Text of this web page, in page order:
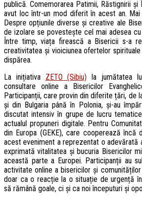
publică. Comemorarea Patimii, Răstignirii
avut loc într-un mod diferit în acest an.
Despre opțiunile diverse și creative ale
de izolare se povestește cel mai adesea
Între timp, viața firească a Bisericii s-a
creativitatea și vioiciunea ofertelor
dispărea.
La inițiativa ZETO (Sibiu) la jumătatea
consultare online a Bisericilor
Participanții, care provin din diferite țări, de
și din Bulgaria până în Polonia, și-au
discutat intensiv în grupe de lucru
actualul propuneri digitale. Pentru
din Europa (GEKE), care cooperează încă
acest eveniment a reprezentat o adevărată
exprimată vitalitatea și bucuria Bisericilor
această parte a Europei. Participanții au
activitate online a bisericilor și
doar ca o reacție la o situație de urgență
să rămână goale, ci și ca noi începuturi și